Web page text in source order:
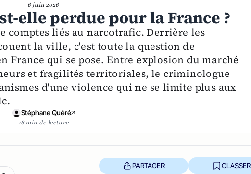
6 juin 2026
elle perdue pour la France ?
comptes liés au narcotrafic. Derrière les
la ville, c'est toute la question de
France qui se pose. Entre explosion du marché
et fragilités territoriales, le criminologue
d'une violence qui ne se limite plus aux
Stéphane Quéré
16 min de lecture
PARTAGER CLASSER